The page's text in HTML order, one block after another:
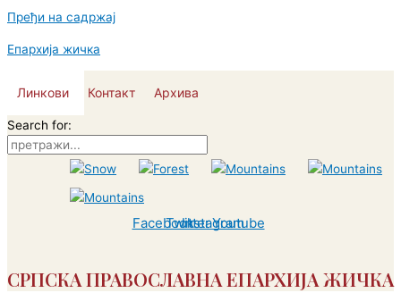
Пређи на садржај
Епархија жичка
Линкови Контакт Архива
Search for:
Facebook
Twitter
Instagram
Youtube
СРПСКА ПРАВОСЛАВНА ЕПАРХИЈА ЖИЧКА